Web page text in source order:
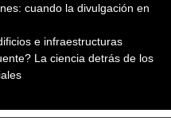
cuando la divulgación en
e infraestructuras
La ciencia detrás de los